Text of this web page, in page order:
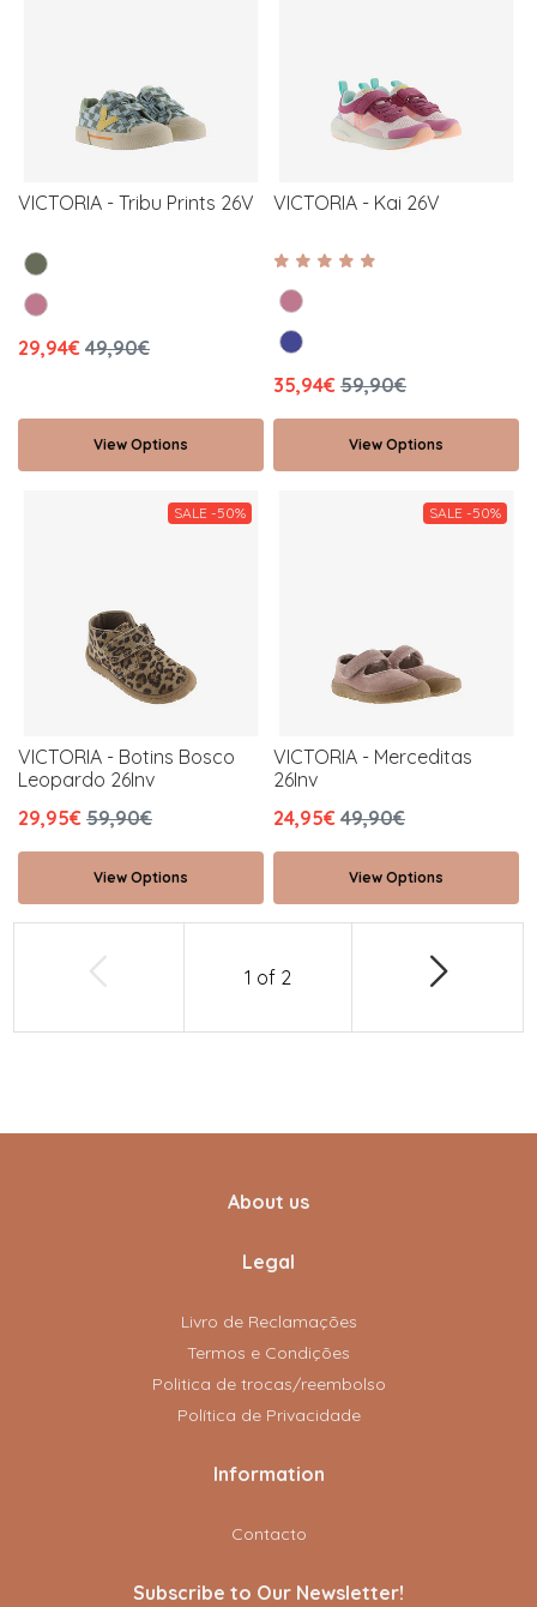
VICTORIA - Tribu Prints 26V
29,94€ 49,90€
View Options
VICTORIA - Kai 26V
35,94€ 59,90€
View Options
SALE -50%
VICTORIA - Botins Bosco
Leopardo 26Inv
29,95€ 59,90€
View Options
SALE -50%
VICTORIA - Merceditas
26Inv
24,95€ 49,90€
View Options
1 of 2
About us
Legal
Livro de Reclamações
Termos e Condições
Politica de trocas/reembolso
Política de Privacidade
Information
Contacto
Subscribe to Our Newsletter!